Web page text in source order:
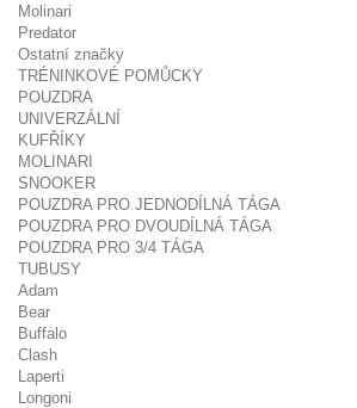
Molinari
Predator
Ostatní značky
TRÉNINKOVÉ POMŮCKY
POUZDRA
UNIVERZÁLNÍ
KUFŘÍKY
MOLINARI
SNOOKER
POUZDRA PRO JEDNODÍLNÁ TÁGA
POUZDRA PRO DVOUDÍLNÁ TÁGA
POUZDRA PRO 3/4 TÁGA
TUBUSY
Adam
Bear
Buffalo
Clash
Laperti
Longoni